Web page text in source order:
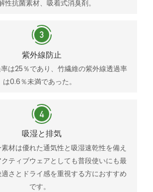
性抗菌素材、吸着式消臭剤。
紫外線防止
は25％であり、竹繊維の紫外線透過率
は0.6％未満であった。
吸湿と排気
材は優れた通気性と吸湿速乾性を備え
ティブウェアとしても普段使いにも最
さとドライ感を重視する方におすすめ
です。